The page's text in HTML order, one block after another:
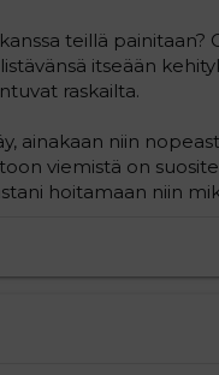
teillä painitaan?
itseään
raskailta.
ainakaan niin
viemistä on
hoitamaan niin